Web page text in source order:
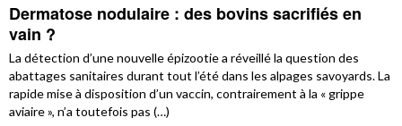
Dermatose nodulaire : des bovins sacrifiés en
vain ?
La détection d’une nouvelle épizootie a réveillé la question des
abattages sanitaires durant tout l’été dans les alpages savoyards. La
rapide mise à disposition d’un vaccin, contrairement à la « grippe
aviaire », n’a toutefois pas (…)